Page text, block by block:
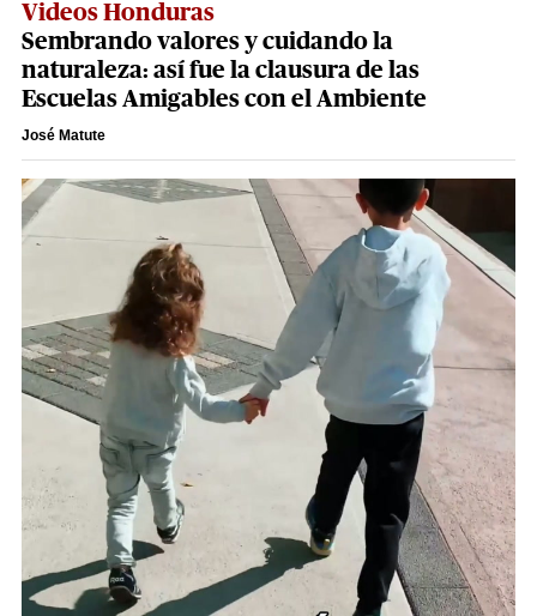
Videos Honduras
Sembrando valores y cuidando la
naturaleza: así fue la clausura de las
Escuelas Amigables con el Ambiente
José Matute